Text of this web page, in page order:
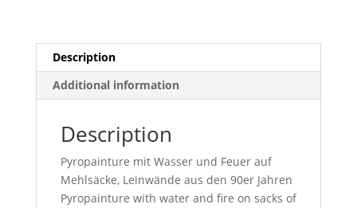
Description
Additional information
Description
Pyropainture mit Wasser und Feuer auf
Mehlsäcke, Leinwände aus den 90er Jahren
Pyropainture with water and fire on sacks of